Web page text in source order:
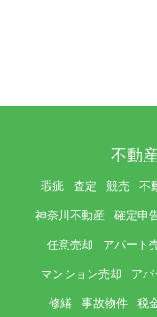
不動
瑕疵 査定 競売 不
神奈川不動産 確定申
任意売却 アパート
マンション売却 アパ
修繕 事故物件 税